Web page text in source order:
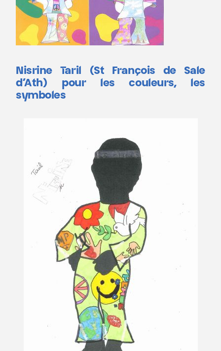
Nisrine Taril (St François de Sale
d’Ath) pour les couleurs, les
symboles